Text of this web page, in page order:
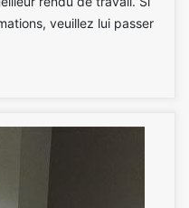
veuillez lui passer